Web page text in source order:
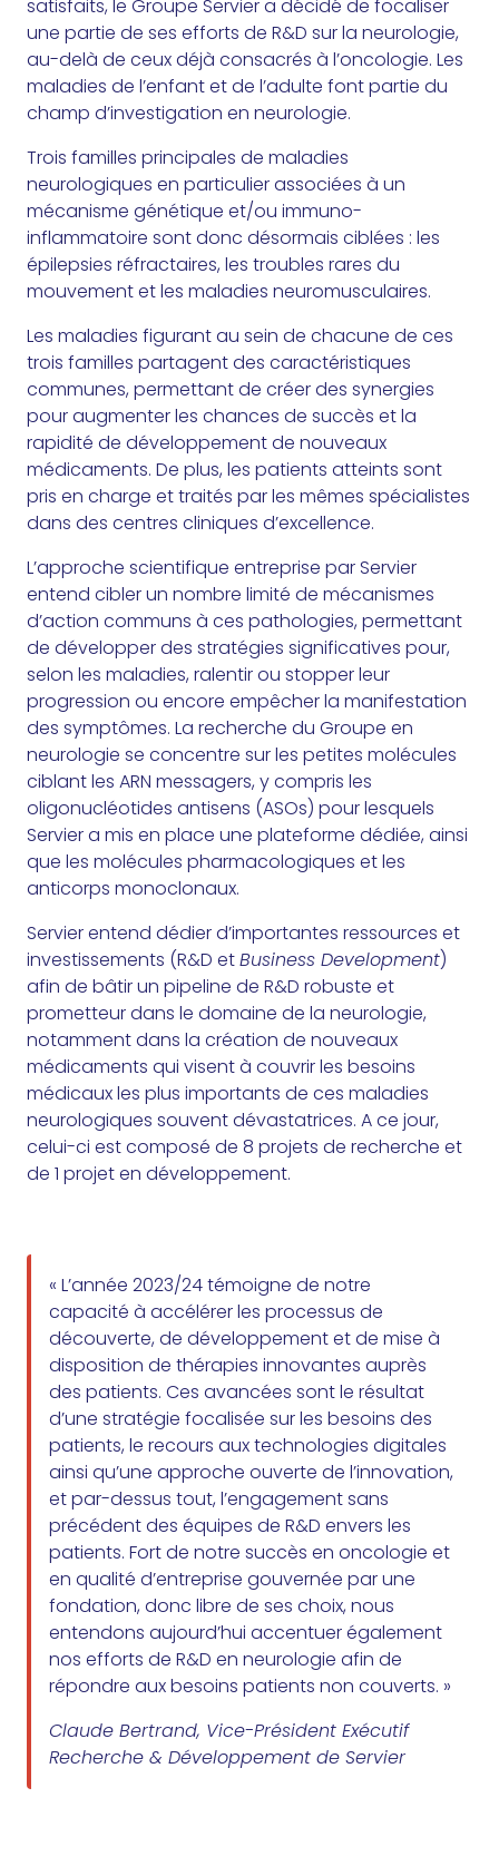
satisfaits, le Groupe Servier a décidé de focaliser
une partie de ses efforts de R&D sur la neurologie,
au-delà de ceux déjà consacrés à l’oncologie. Les
maladies de l’enfant et de l’adulte font partie du
champ d’investigation en neurologie.
Trois familles principales de maladies
neurologiques en particulier associées à un
mécanisme génétique et/ou immuno-
inflammatoire sont donc désormais ciblées : les
épilepsies réfractaires, les troubles rares du
mouvement et les maladies neuromusculaires.
Les maladies figurant au sein de chacune de ces
trois familles partagent des caractéristiques
communes, permettant de créer des synergies
pour augmenter les chances de succès et la
rapidité de développement de nouveaux
médicaments. De plus, les patients atteints sont
pris en charge et traités par les mêmes spécialistes
dans des centres cliniques d’excellence.
L’approche scientifique entreprise par Servier
entend cibler un nombre limité de mécanismes
d’action communs à ces pathologies, permettant
de développer des stratégies significatives pour,
selon les maladies, ralentir ou stopper leur
progression ou encore empêcher la manifestation
des symptômes. La recherche du Groupe en
neurologie se concentre sur les petites molécules
ciblant les ARN messagers, y compris les
oligonucléotides antisens (ASOs) pour lesquels
Servier a mis en place une plateforme dédiée, ainsi
que les molécules pharmacologiques et les
anticorps monoclonaux.
Servier entend dédier d’importantes ressources et
investissements (R&D etBusiness Development)
afin de bâtir un pipeline de R&D robuste et
prometteur dans le domaine de la neurologie,
notamment dans la création de nouveaux
médicaments qui visent à couvrir les besoins
médicaux les plus importants de ces maladies
neurologiques souvent dévastatrices. A ce jour,
celui-ci est composé de 8 projets de recherche et
de 1 projet en développement.
« L’année 2023/24 témoigne de notre
capacité à accélérer les processus de
découverte, de développement et de mise à
disposition de thérapies innovantes auprès
des patients. Ces avancées sont le résultat
d’une stratégie focalisée sur les besoins des
patients, le recours aux technologies digitales
ainsi qu’une approche ouverte de l’innovation,
et par-dessus tout, l’engagement sans
précédent des équipes de R&D envers les
patients. Fort de notre succès en oncologie et
en qualité d’entreprise gouvernée par une
fondation, donc libre de ses choix, nous
entendons aujourd’hui accentuer également
nos efforts de R&D en neurologie afin de
répondre aux besoins patients non couverts. »
Claude Bertrand, Vice-Président Exécutif
Recherche & Développement de Servier